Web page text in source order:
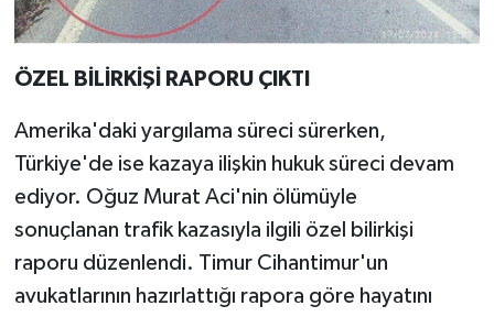
ÖZEL BİLİRKİŞİ RAPORU ÇIKTI
Amerika'daki yargılama süreci sürerken,
Türkiye'de ise kazaya ilişkin hukuk süreci devam
ediyor. Oğuz Murat Aci'nin ölümüyle
sonuçlanan trafik kazasıyla ilgili özel bilirkişi
raporu düzenlendi. Timur Cihantimur'un
avukatlarının hazırlattığı rapora göre hayatını